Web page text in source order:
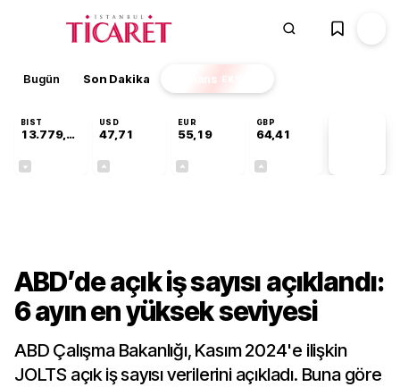
Bugün Son Dakika Finans EKSTRA
BIST
13.779,39
USD
47,71
EUR
55,19
GBP
64,41
ABD’de açık iş sayısı açıklandı:
6 ayın en yüksek seviyesi
ABD Çalışma Bakanlığı, Kasım 2024'e ilişkin
JOLTS açık iş sayısı verilerini açıkladı. Buna göre